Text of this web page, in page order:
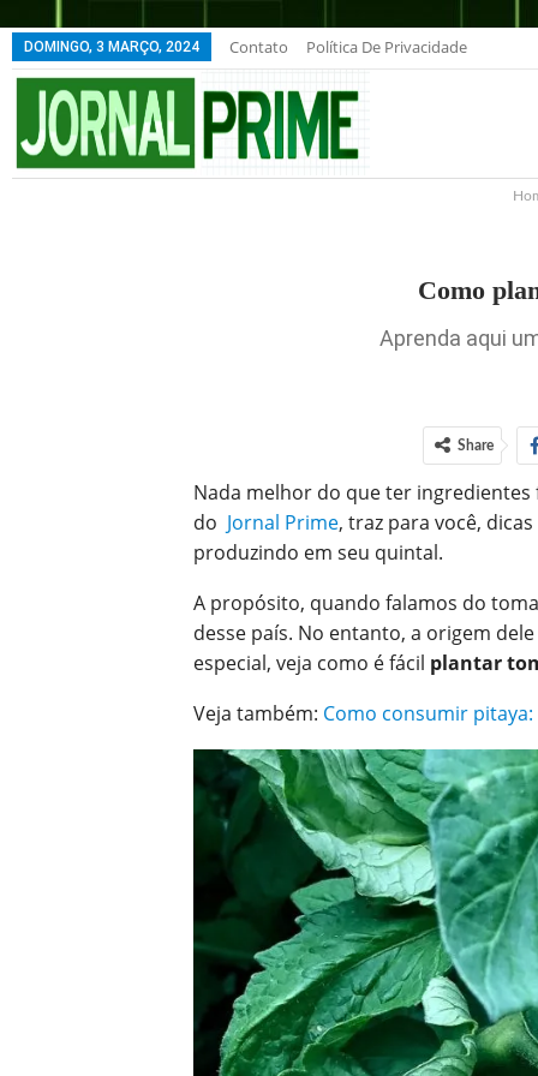
DOMINGO, 3 MARÇO, 2024 Contato Política De Privacidade
Como
Aprenda aqui
Share
Nada melhor do que ter
do Jornal Prime, traz para você,
produzindo em seu quintal.
A propósito, quando falamos do
desse país. No entanto, a origem
especial, veja como é fácil plantar
Veja também: Como consumir